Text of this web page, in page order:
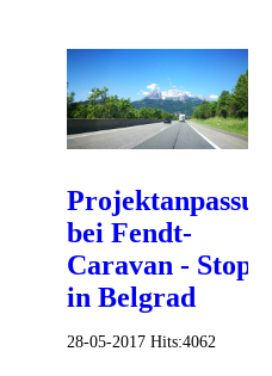
Projektanpassung
bei Fendt-
Caravan - Stopp
in Belgrad
28-05-2017 Hits:4062